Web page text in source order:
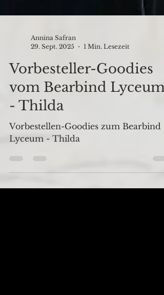
29. Sept. 2025
1 Min. Lesezeit
Vorbesteller-Goodies
vom Bearbind Lyceum
- Thilda
Vorbestellen-Goodies zum Bearbind